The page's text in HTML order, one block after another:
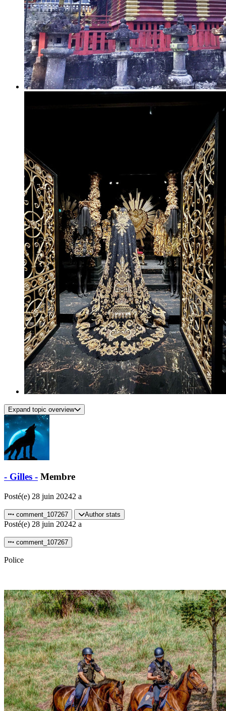
Expand topic overview
- Gilles - Membre
Posté(e) 28 juin 20242 a
comment_107267 Author stats
Posté(e) 28 juin 20242 a
comment_107267
Police